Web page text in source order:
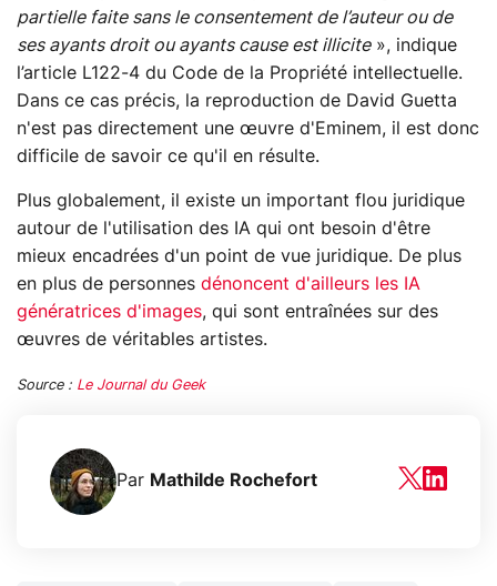
partielle faite sans le consentement de l’auteur ou de
ses ayants droit ou ayants cause est illicite», indique
l’article L122-4 du Code de la Propriété intellectuelle.
Dans ce cas précis, la reproduction de David Guetta
n'est pas directement une œuvre d'Eminem, il est donc
difficile de savoir ce qu'il en résulte.
Plus globalement, il existe un important flou juridique
autour de l'utilisation des IA qui ont besoin d'être
mieux encadrées d'un point de vue juridique. De plus
en plus de personnes dénoncent d'ailleurs les IA
génératrices d'images, qui sont entraînées sur des
œuvres de véritables artistes.
Source : Le Journal du Geek
Par Mathilde Rochefort